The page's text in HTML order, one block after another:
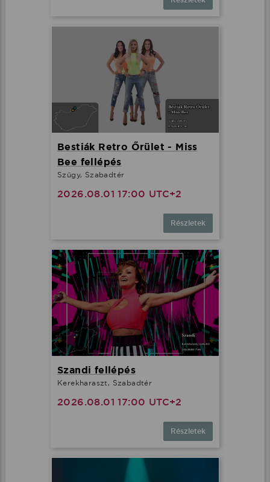
Bestiák Retro Őrület - Miss
Bee fellépés
Szügy, Szabadtér
2026.08.01 17:00 UTC+2
Részletek
Szandi fellépés
Kerekharaszt, Szabadtér
2026.08.01 17:00 UTC+2
Részletek